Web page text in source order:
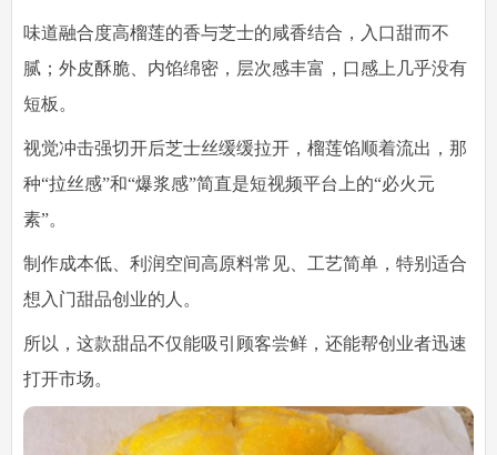
味道融合度高榴莲的香与芝士的咸香结合，入口甜而不
腻；外皮酥脆、内馅绵密，层次感丰富，口感上几乎没有
短板。
视觉冲击强切开后芝士丝缓缓拉开，榴莲馅顺着流出，那
种“拉丝感”和“爆浆感”简直是短视频平台上的“必火元
素”。
制作成本低、利润空间高原料常见、工艺简单，特别适合
想入门甜品创业的人。
所以，这款甜品不仅能吸引顾客尝鲜，还能帮创业者迅速
打开市场。